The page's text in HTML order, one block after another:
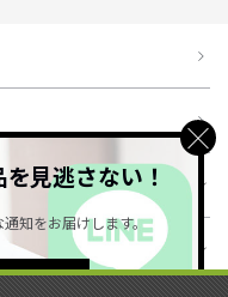
見逃さない！
知をお届けします。
＞